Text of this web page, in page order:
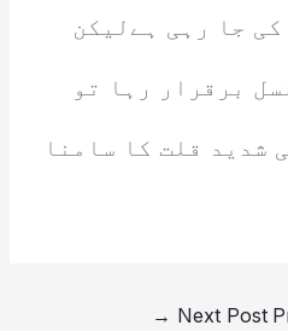
جا رہی ہےلیکن
برقرار رہا تو
شدید قلت کا سامنا
Next Post
→